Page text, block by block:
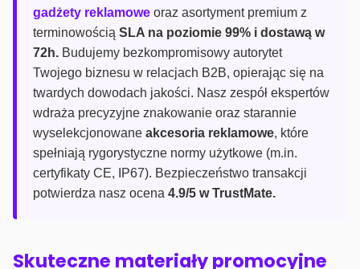
gadżety reklamowe oraz asortyment premium z
terminowością SLA na poziomie 99% i dostawą w
72h. Budujemy bezkompromisowy autorytet
Twojego biznesu w relacjach B2B, opierając się na
twardych dowodach jakości. Nasz zespół ekspertów
wdraża precyzyjne znakowanie oraz starannie
wyselekcjonowane akcesoria reklamowe, które
spełniają rygorystyczne normy użytkowe (m.in.
certyfikaty CE, IP67). Bezpieczeństwo transakcji
potwierdza nasz ocena 4.9/5 w TrustMate.
Skuteczne materiały promocyjne